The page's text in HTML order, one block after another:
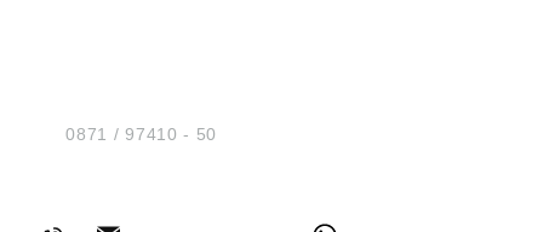
Tel.:0871 / 97410 - 50